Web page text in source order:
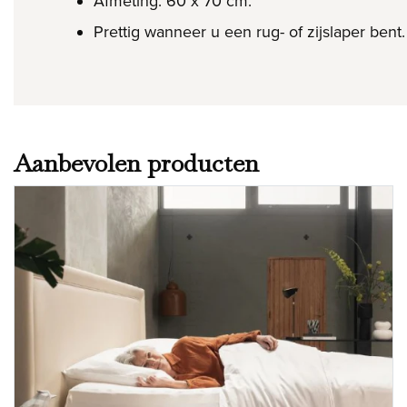
Prettig wanneer u een rug- of zijslaper
Aanbevolen producten